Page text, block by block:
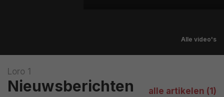
Alle video's
alle artikelen (1)
Loro 1
Nieuwsberichten